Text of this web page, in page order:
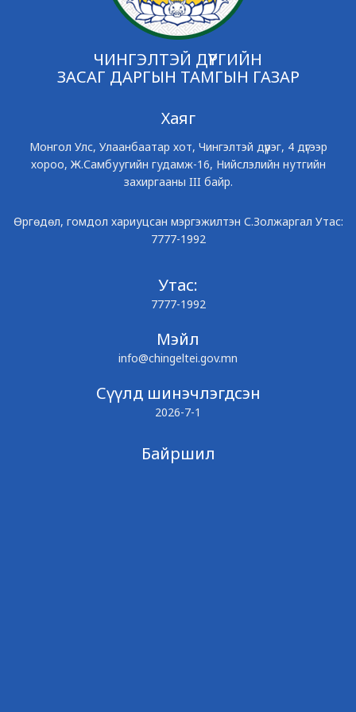
ЧИНГЭЛТЭЙ ДҮҮРГИЙН
ЗАСАГ ДАРГЫН ТАМГЫН ГАЗАР
Хаяг
Монгол Улс, Улаанбаатар хот, Чингэлтэй дүүрэг, 4 дүгээр
хороо, Ж.Самбуугийн гудамж-16, Нийслэлийн нутгийн
захиргааны III байр.
Өргөдөл, гомдол хариуцсан мэргэжилтэн С.Золжаргал Утас:
7777-1992
Утас:
7777-1992
Мэйл
info@chingeltei.gov.mn
Сүүлд шинэчлэгдсэн
2026-7-1
Байршил